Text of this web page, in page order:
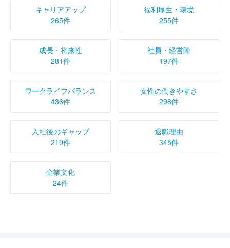
キャリアアップ
265件
福利厚生・環境
255件
成長・将来性
281件
社員・経営陣
197件
ワークライフバランス
436件
女性の働きやすさ
298件
入社後のギャップ
210件
退職理由
345件
企業文化
24件